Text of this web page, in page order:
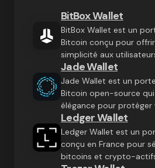
BitBox Wallet
BitBox Wallet est un
Bitcoin conçu pour
simplicité aux
Jade Wallet
Jade Wallet est un
Bitcoin open-source
élégance pour protéger
Ledger Wallet
Ledger Wallet est un
conçu en France pour
bitcoins et crypto-